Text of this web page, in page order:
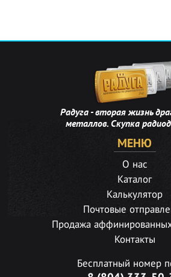
Радуга - вторая жизнь
металлов. Скупка
МЕНЮ
О нас
Каталог
Калькулятор
Почтовые
Продажа
Контакты
Бесплатный номер